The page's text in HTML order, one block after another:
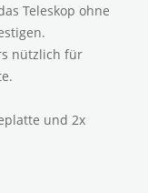
Teleskop ohne
nützlich für
und 2x